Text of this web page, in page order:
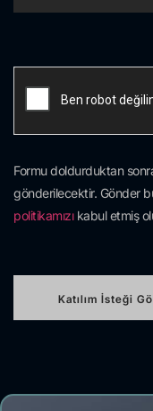
Formu doldurduktan
gönderilecektir. Gönder
politikamızıkabul etmiş